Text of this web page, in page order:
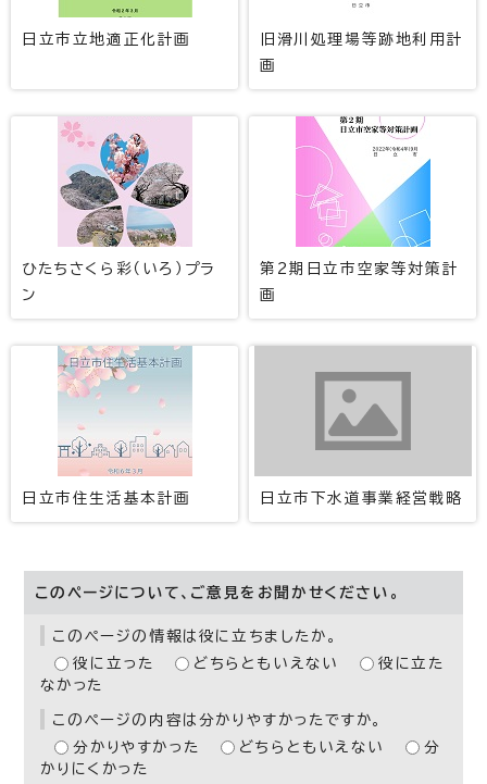
日立市立地適正化計画
旧滑川処理場等跡地利用計
画
ひたちさくら彩（いろ）プラ
ン
第2期日立市空家等対策計
画
日立市住生活基本計画 日立市下水道事業経営戦略
このページについて、ご意見をお聞かせください。
このページの情報は役に立ちましたか。
役に立った
どちらともいえない
役に立た
なかった
このページの内容は分かりやすかったですか。
分かりやすかった
どちらともいえない
分
かりにくかった